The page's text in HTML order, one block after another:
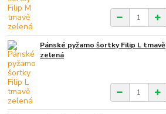
Pánské pyžamo šortky Filip L tmavě
zelená